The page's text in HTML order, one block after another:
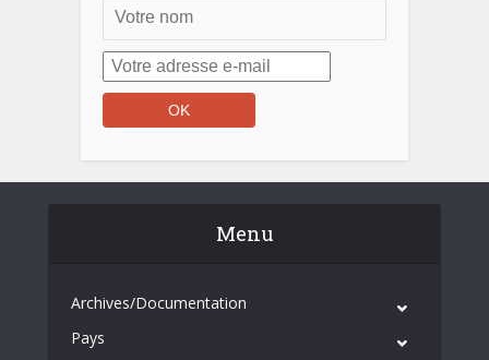
Menu
Archives/Documentation
Pays